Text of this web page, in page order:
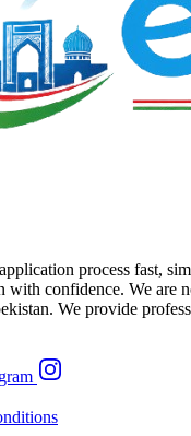
process fast,
with confidence. We are
We provide